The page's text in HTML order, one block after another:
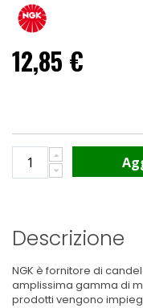
12,85 €
Descrizione
NGK è fornitore di
amplissima gamma di
prodotti vengono